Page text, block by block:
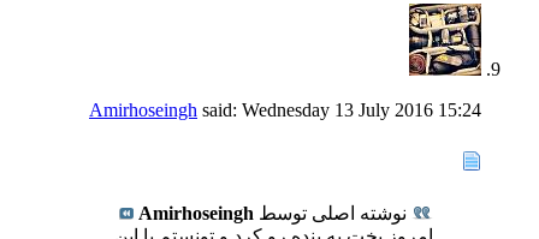
Amirhoseingh said: Wednesday 13 July 2016 15:24
نوشته اصلی توسط Amirhoseingh